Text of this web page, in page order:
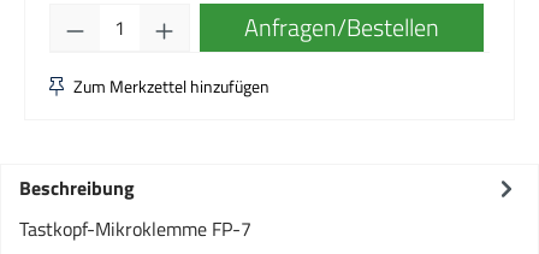
Produkt Anzahl: Gib den gewünschten
Anfragen/Bestellen
Zum Merkzettel hinzufügen
Beschreibung
Tastkopf-Mikroklemme FP-7